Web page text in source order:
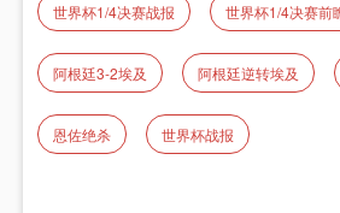
世界杯1/4决赛战报 世界杯1/4决赛前
阿根廷3-2埃及 阿根廷逆转埃及
恩佐绝杀 世界杯战报